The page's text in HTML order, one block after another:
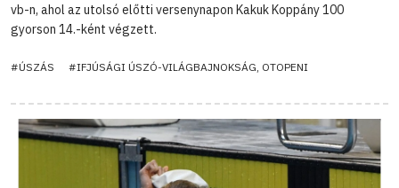
vb-n, ahol az utolsó előtti versenynapon Kakuk Koppány 100
gyorson 14.-ként végzett.
#ÚSZÁS #IFJÚSÁGI ÚSZÓ-VILÁGBAJNOKSÁG, OTOPENI